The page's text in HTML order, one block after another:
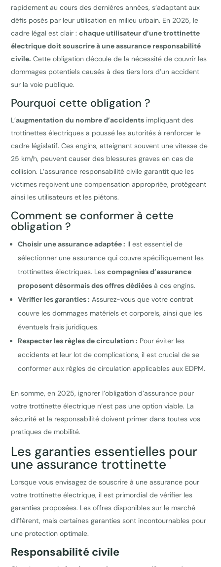
rapidement au cours des dernières années, s’adaptant aux
défis posés par leur utilisation en milieu urbain. En 2025, le
cadre légal est clair :chaque utilisateur d’une trottinette
électrique doit souscrire à une assurance responsabilité
civile. Cette obligation découle de la nécessité de couvrir les
dommages potentiels causés à des tiers lors d’un accident
sur la voie publique.
Pourquoi cette obligation ?
L’augmentation du nombre d’accidents impliquant des
trottinettes électriques a poussé les autorités à renforcer le
cadre législatif. Ces engins, atteignant souvent une vitesse de
25 km/h, peuvent causer des blessures graves en cas de
collision. L’assurance responsabilité civile garantit que les
victimes reçoivent une compensation appropriée, protégeant
ainsi les utilisateurs et les piétons.
Comment se conformer à cette
obligation ?
Choisir une assurance adaptée : Il est essentiel de
sélectionner une assurance qui couvre spécifiquement les
trottinettes électriques. Lescompagnies d’assurance
proposent désormais des offres dédiées à ces engins.
Vérifier les garanties : Assurez-vous que votre contrat
couvre les dommages matériels et corporels, ainsi que les
éventuels frais juridiques.
Respecter les règles de circulation : Pour éviter les
accidents et leur lot de complications, il est crucial de se
conformer aux règles de circulation applicables aux EDPM.
En somme, en 2025, ignorer l’obligation d’assurance pour
votre trottinette électrique n’est pas une option viable. La
sécurité et la responsabilité doivent primer dans toutes vos
pratiques de mobilité.
Les garanties essentielles pour
une assurance trottinette
Lorsque vous envisagez de souscrire à une assurance pour
votre trottinette électrique, il est primordial de vérifier les
garanties proposées. Les offres disponibles sur le marché
diffèrent, mais certaines garanties sont incontournables pour
une protection optimale.
Responsabilité civile